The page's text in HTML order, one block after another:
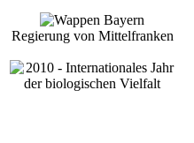
Regierung von Mittelfranken